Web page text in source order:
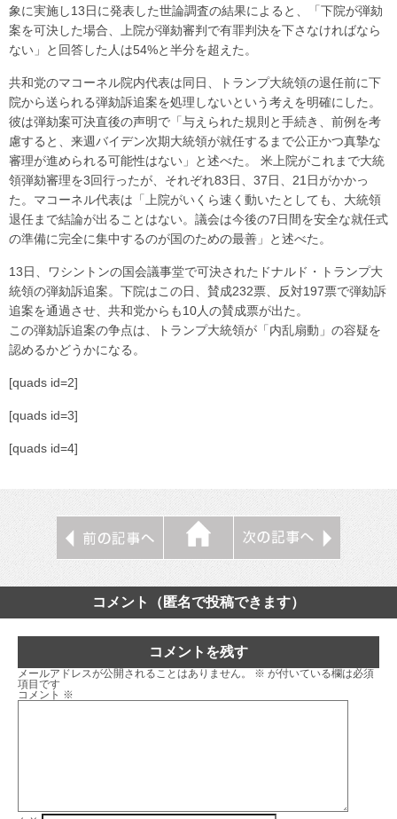
象に実施し13日に発表した世論調査の結果によると、「下院が弾劾
案を可決した場合、上院が弾劾審判で有罪判決を下さなければなら
ない」と回答した人は54%と半分を超えた。
共和党のマコーネル院内代表は同日、トランプ大統領の退任前に下
院から送られる弾劾訴追案を処理しないという考えを明確にした。
彼は弾劾案可決直後の声明で「与えられた規則と手続き、前例を考
慮すると、来週バイデン次期大統領が就任するまで公正かつ真摯な
審理が進められる可能性はない」と述べた。 米上院がこれまで大統
領弾劾審理を3回行ったが、それぞれ83日、37日、21日がかかっ
た。マコーネル代表は「上院がいくら速く動いたとしても、大統領
退任まで結論が出ることはない。議会は今後の7日間を安全な就任式
の準備に完全に集中するのが国のための最善」と述べた。
13日、ワシントンの国会議事堂で可決されたドナルド・トランプ大
統領の弾劾訴追案。下院はこの日、賛成232票、反対197票で弾劾訴
追案を通過させ、共和党からも10人の賛成票が出た。
この弾劾訴追案の争点は、トランプ大統領が「内乱扇動」の容疑を
認めるかどうかになる。
[quads id=2]
[quads id=3]
[quads id=4]
コメント（匿名で投稿できます）
コメントを残す
メールアドレスが公開されることはありません。 ※ が付いている欄は必須
項目です
コメント ※